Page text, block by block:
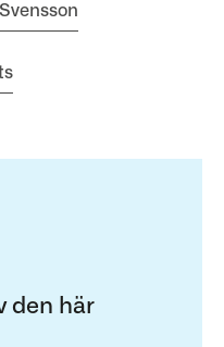
den här